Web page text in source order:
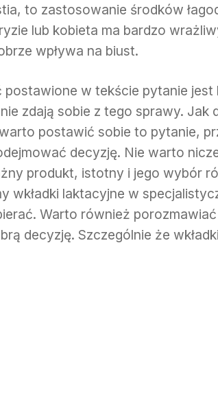
to zastosowanie środków
lub kobieta ma bardzo
wpływa na biust.
postawione w tekście pytanie
zdają sobie z tego sprawy. Jak
postawić sobie to pytanie,
decyzję. Nie warto
produkt, istotny i jego wybór
wkładki laktacyjne w
Warto również
decyzję. Szczególnie że